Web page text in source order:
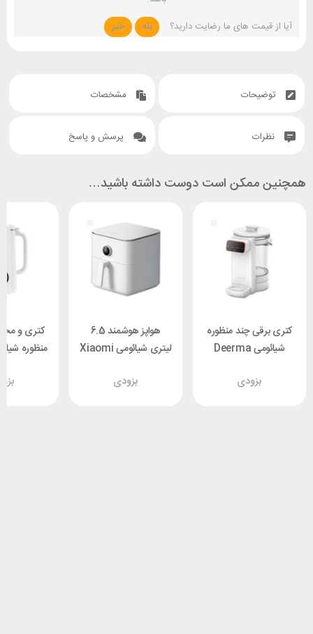
آیا از قیمت های ما رضایت دارید؟
بله خیر
توضیحات مشخصات
نظرات پرسش و پاسخ
همچنین ممکن است دوست داشته باشید…
کتری برقی چند منظوره
شیائومی Deerma
بزودی
هواپز هوشمند 6.5
لیتری شیائومی Xiaomi
MAF10
بزودی
کتری و